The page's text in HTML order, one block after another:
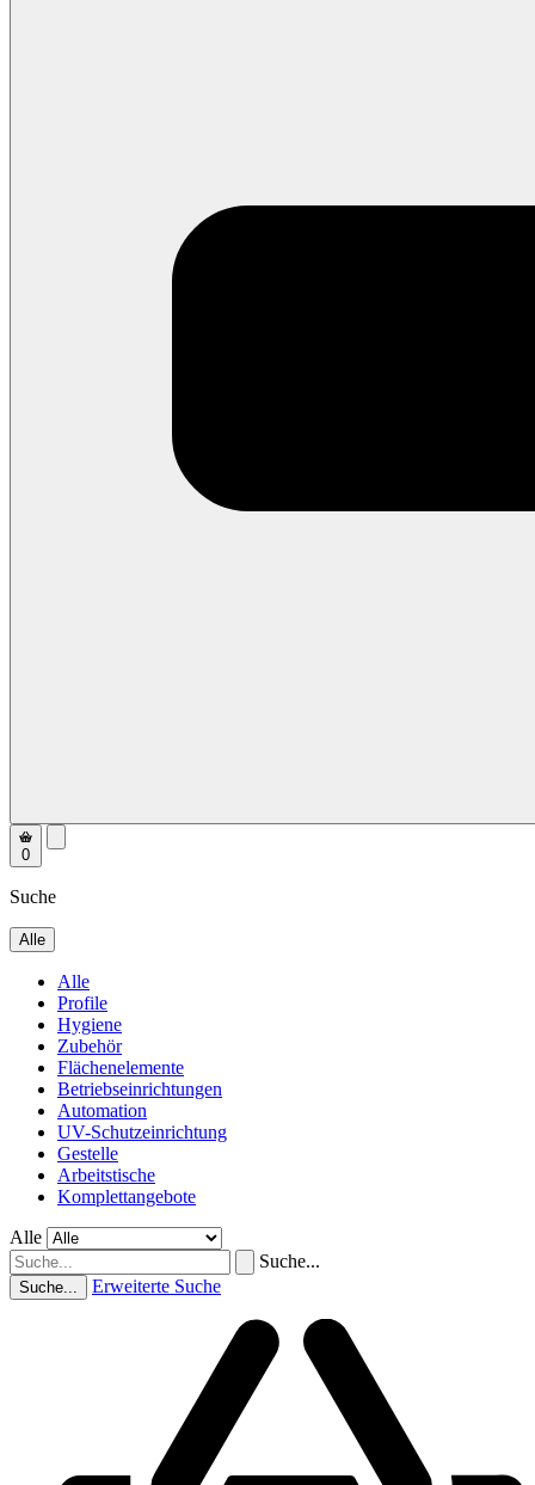
0
Suche
Alle
Alle
Profile
Hygiene
Zubehör
Flächenelemente
Betriebseinrichtungen
Automation
UV-Schutzeinrichtung
Gestelle
Arbeitstische
Komplettangebote
Alle
Suche...
Suche... Erweiterte Suche